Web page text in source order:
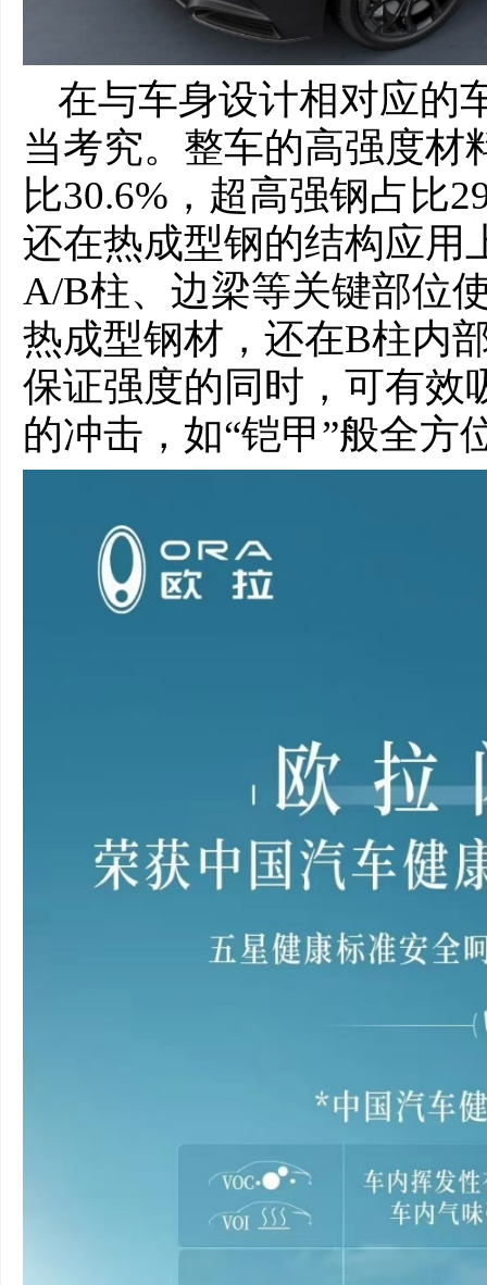
在与车身设计相对应的
当考究。整车的高强度材
比30.6%，超高强钢占比
还在热成型钢的结构应用
A/B柱、边梁等关键部位
热成型钢材，还在B柱内
保证强度的同时，可有效
的冲击，如“铠甲”般全方